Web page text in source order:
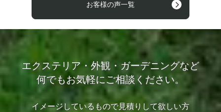
お客様の声一覧
エクステリア・外観・ガーデニングなど
何でもお気軽にご相談ください。
イメージしているもので見積りして欲しい方